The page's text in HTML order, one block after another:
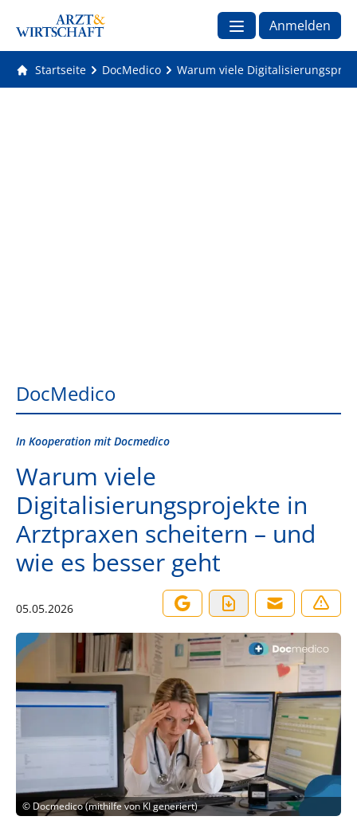
Anmelden
Startseite DocMedico Warum viele
DocMedico
In Kooperation mit Docmedico
Warum viele
Digitalisierungsprojekte in
Arztpraxen scheitern – und
wie es besser geht
05.05.2026
© Docmedico (mithilfe von KI generiert)